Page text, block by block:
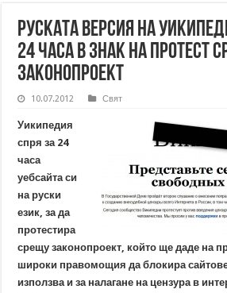
Руската версия на
24 часа в знак на протест
законопроект
10.07.2012 Свят
Уикипедия
спря за 24
часа
уебсайта си
на руски
език, за да
протестира
срещу законопроект, който ще даде на
широки правомощия да блокира
използва и за налагане на цензура в